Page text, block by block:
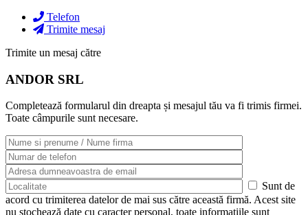
Telefon
Trimite mesaj
Trimite un mesaj către
ANDOR SRL
Completează formularul din dreapta și mesajul tău va fi trimis firmei.
Toate câmpurile sunt necesare.
Sunt de
acord cu trimiterea datelor de mai sus către această firmă. Acest site
nu stochează date cu caracter personal, toate informaţiile sunt